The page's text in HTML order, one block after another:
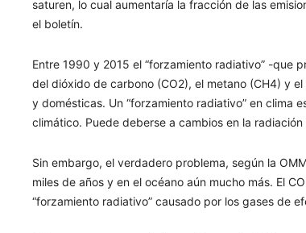
saturen, lo cual aumentaría la fracción de las
el boletín.
Entre 1990 y 2015 el “forzamiento radiativo” -que
del dióxido de carbono (CO2), el metano (CH4) y
y domésticas. Un “forzamiento radiativo” en clima
climático. Puede deberse a cambios en la
Sin embargo, el verdadero problema, según la
miles de años y en el océano aún mucho más. El
“forzamiento radiativo” causado por los gases de